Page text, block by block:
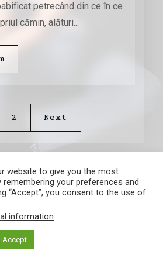
petrecând din ce în ce
cămin, alături...
2 Next
Amalia Barna
website to give you the most
remembering your preferences and
“Accept”, you consent to the use of
information.
Accept